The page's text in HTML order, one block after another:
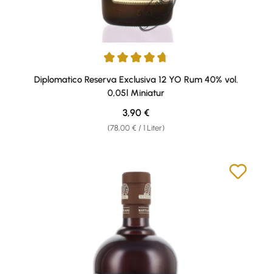
Durchschnittliche Bewertung von 4.79 von 5 Sternen
Diplomatico Reserva Exclusiva 12 YO Rum 40% vol.
0,05l Miniatur
(78,00 € / 1 Liter)
Regulärer Preis:
3,90 €